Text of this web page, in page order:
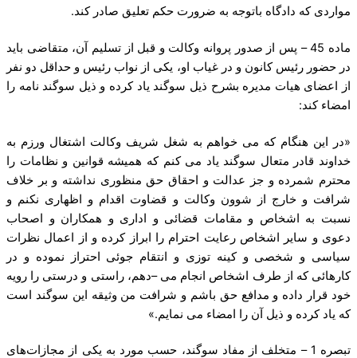
مواردی که دادگاه با‌توجه به ضرورت حکم تعلیق صادر کند.
ماده 45 – پس از صدور پروانه وکالت و قبل از تسلیم آن، متقاضی باید
در حضور رئیس کانون و در غیاب او، یکی از نواب رئیس و حداقل دو نفر
از اعضای هیات مدیره بشرح ذیل سوگند یاد کرده و ذیل سوگند نامه را
امضاء کند:
«در این هنگام که می خواهم به شغل شریف وکالت اشتغال ورزم به
خداوند قادر متعال سوگند یاد می کنم که همیشه قوانین و نظامات را
محترم شمرده و جز عدالت و احقاق حق منظوری نداشته و بر خلاف
شرافت و خارج از شوون وکالت و قضاوت اقدام و اظهاری نکنم و
نسبت به اشخاص و مقامات قضائی و اداری و همکاران و اصحاب
دعوی و سایر اشخاص رعایت احترام را ابراز کرده و از اعمال نظرات
سیاسی و شخصی و کینه توزی و انتقام جوئی احتراز نموده و در
کارهائی که از طرف اشخاص انجام می –دهم، راستی و درستی را رویه
خود قرار داده و مدافع حق باشم و شرافت من وثیقه این سوگند است
که یاد کرده و ذیل آن را امضاء می نمایم.»
تبصره 1 – متخلف از مفاد سوگند، حسب مورد به یکی از مجازات‌های